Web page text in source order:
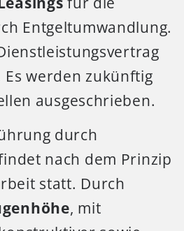
Entgeltumwandlung.
werden zukünftig
ausgeschrieben.
durch
nach dem Prinzip
statt. Durch
, mit